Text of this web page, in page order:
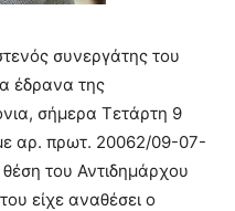
συνεργάτης του
έδρανα της
σήμερα Τετάρτη 9
αρ. πρωτ. 20062/09-07-
του Αντιδημάρχου
είχε αναθέσει ο